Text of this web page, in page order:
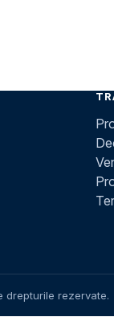
drepturile rezervate.